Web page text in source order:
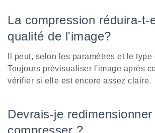
La compression réduira-t-
qualité de l'image?
Il peut, selon les paramètres et le type
Toujours prévisualiser l'image après
vérifier si elle est encore assez claire.
Devrais-je
compresser ?